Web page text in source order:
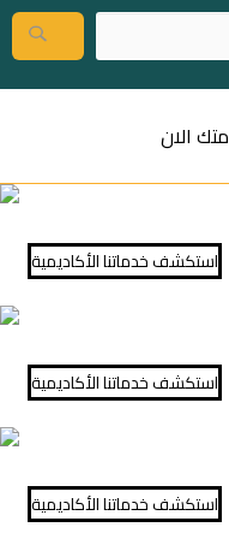
الان
⁠استكشف خدماتنا الأكاديمية
⁠استكشف خدماتنا الأكاديمية
⁠استكشف خدماتنا الأكاديمية